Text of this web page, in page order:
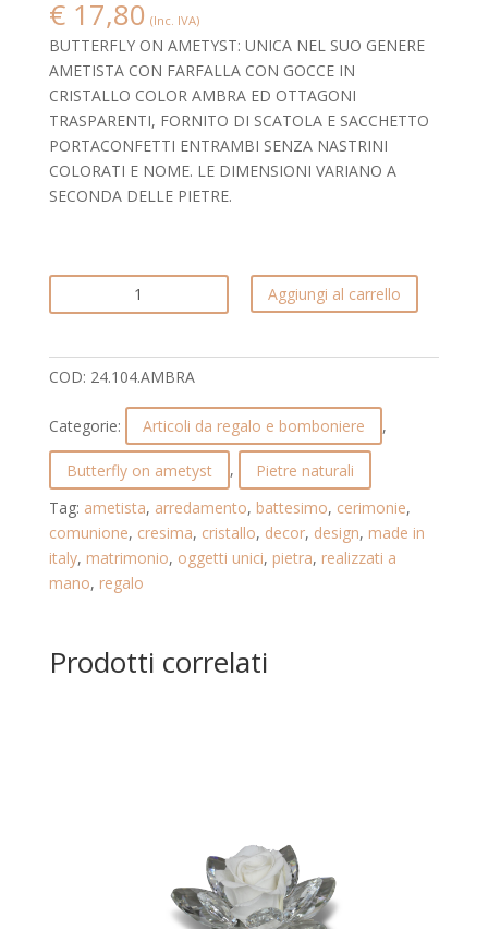
€17,80 (Inc. IVA)
BUTTERFLY ON AMETYST: UNICA NEL SUO GENERE
AMETISTA CON FARFALLA CON GOCCE IN
CRISTALLO COLOR AMBRA ED OTTAGONI
TRASPARENTI, FORNITO DI SCATOLA E SACCHETTO
PORTACONFETTI ENTRAMBI SENZA NASTRINI
COLORATI E NOME. LE DIMENSIONI VARIANO A
SECONDA DELLE PIETRE.
AMETISTA
FARFALLA
IN
CRISTALLO
CON
GOCCE
COLORATE.
BUTTERFLY
ON
AMETYST.
24.104.AMBRA
Aggiungi al carrello
COD: 24.104.AMBRA
Categorie: Articoli da regalo e bomboniere ,
Butterfly on ametyst ,
Pietre naturali
Tag: ametista, arredamento, battesimo, cerimonie,
comunione, cresima, cristallo, decor, design, made in
italy, matrimonio, oggetti unici, pietra, realizzati a
mano, regalo
Prodotti correlati